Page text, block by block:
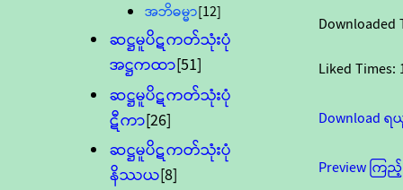
အဘိဓမ္မာ[12]
ဆဋ္ဌမူပိဋကတ်သုံးပုံ
အဋ္ဌကထာ[51]
ဆဋ္ဌမူပိဋကတ်သုံးပုံ
ဋီကာ[26]
ဆဋ္ဌမူပိဋကတ်သုံးပုံ
နိဿယ[8]
Downloaded
Liked Times:
Download
Preview ကြ